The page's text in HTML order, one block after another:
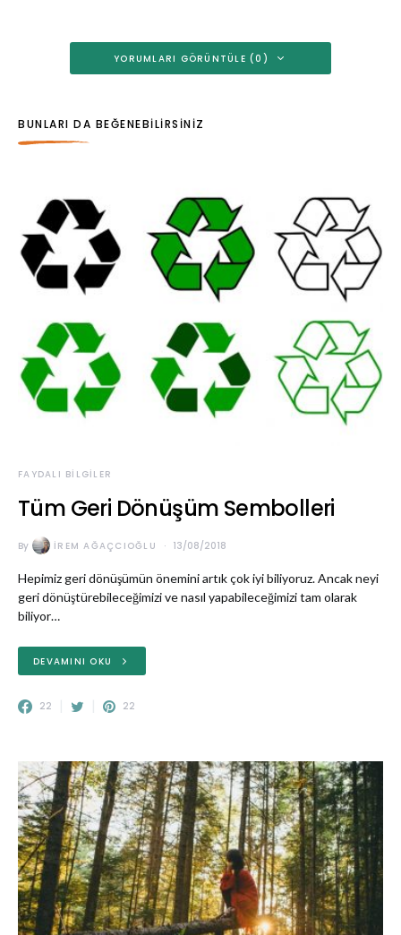
YORUMLARI GÖRÜNTÜLE (0)
BUNLARI DA BEĞENEBILIRSINIZ
FAYDALI BILGILER
Tüm Geri Dönüşüm Sembolleri
By İREM AĞAÇCIOĞLU 13/08/2018
Hepimiz geri dönüşümün önemini artık çok iyi biliyoruz. Ancak neyi
geri dönüştürebileceğimizi ve nasıl yapabileceğimizi tam olarak
biliyor…
DEVAMINI OKU
22 22